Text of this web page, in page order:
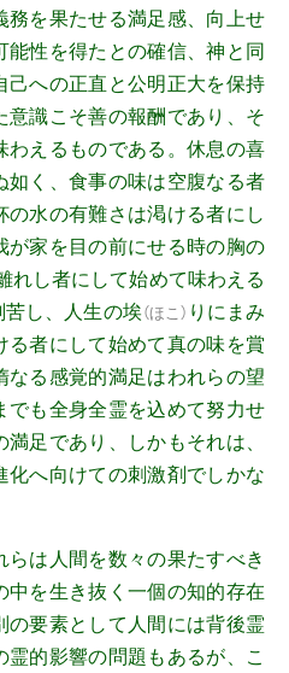
務を果たせる満足感、向上せ
性を得たとの確信、神と同
への正直と公明正大を保持
意識こそ善の報酬であり、そ
えるものである。休息の喜
く、食事の味は空腹なる者
水の有難さは渇ける者にし
家を目の前にせる時の胸の
れし者にして始めて味わえる
し、人生の埃（ほこ） りにまみ
者にして始めて真の味を賞
る感覚的満足はわれらの望
も全身全霊を込めて努力せ
足であり、しかもそれは、
へ向けての刺激剤でしかな
は人間を数々の果たすべき
を生き抜く一個の知的存在
要素として人間には背後霊
的影響の問題もあるが、こ